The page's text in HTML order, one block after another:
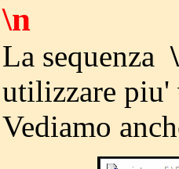
\n
La sequenza
utilizzare piu'
Vediamo